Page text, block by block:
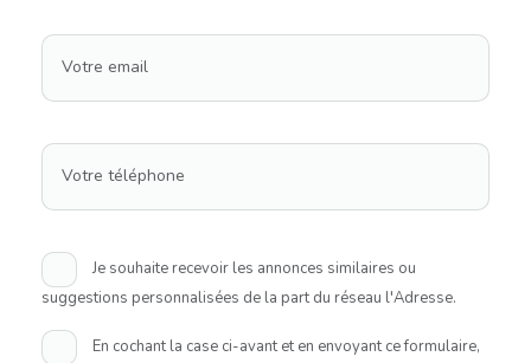
Votre email
Votre téléphone
Je souhaite recevoir les annonces similaires ou
suggestions personnalisées de la part du réseau l'Adresse.
En cochant la case ci-avant et en envoyant ce formulaire,